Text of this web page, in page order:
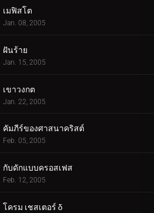
เมฟิสโต
Jan. 08, 2005
ฝันร้าย
Jan. 15, 2005
เขาวงกต
Jan. 22, 2005
คัมภีร์ของศาสนาคริสต์
Feb. 05, 2005
กับดักแบบครอสเฟส
Feb. 12, 2005
โครม เชสเตอร์ δ